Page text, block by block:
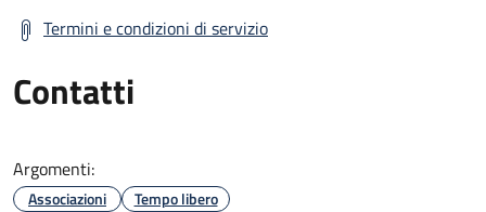
Termini e condizioni di servizio
Contatti
Argomenti:
Associazioni Tempo libero